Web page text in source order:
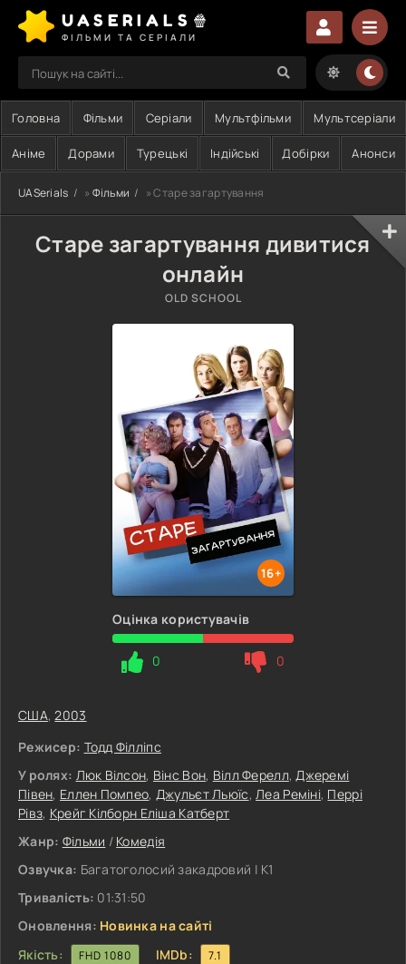
UASERIALS🍿
ФІЛЬМИ ТА СЕРІАЛИ
Головна Фільми Серіали Мультфільми Мультсеріали
Аніме Дорами Турецькі Індійські Добірки Анонси
UASerials » Фільми » Старе загартування
Старе загартування дивитися
онлайн
OLD SCHOOL
16+
Оцінка користувачів
0 0
США,2003
Режисер: Тодд Філліпс
У ролях: Люк Вілсон, Вінс Вон, Вілл Ферелл,Джеремі
Півен, Еллен Помпео, Джульєт Льюїс,Леа Реміні, Перрі
Рівз, Крейг Кілборн Еліша Катберт
Жанр: Фільми / Комедія
Озвучка: Багатоголосий закадровий | К1
Тривалість: 01:31:50
Оновлення: Новинка на сайті
Якість:
FHD 1080 IMDb: 7.1